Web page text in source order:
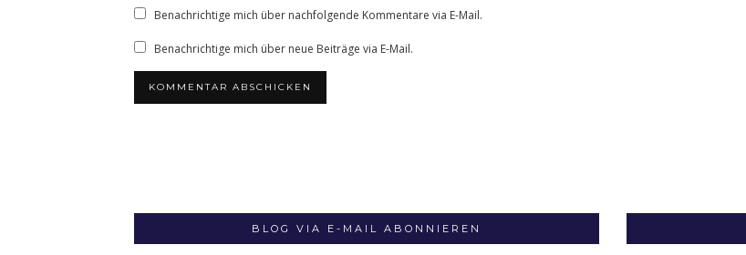
Benachrichtige mich über nachfolgende Kommentare via E-Mail.
Benachrichtige mich über neue Beiträge via E-Mail.
BLOG VIA E-MAIL ABONNIEREN